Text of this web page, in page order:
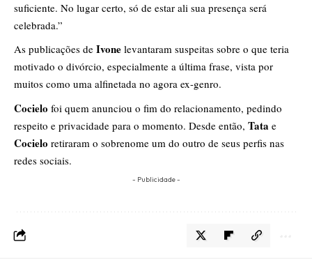
suficiente. No lugar certo, só de estar ali sua presença será
celebrada.”
​As publicações de Ivone levantaram suspeitas sobre o que teria
motivado o divórcio, especialmente a última frase, vista por
muitos como uma alfinetada no agora ex-genro.
Cocielo foi quem anunciou o fim do relacionamento, pedindo
respeito e privacidade para o momento. Desde então, Tata e
Cocielo retiraram o sobrenome um do outro de seus perfis nas
redes sociais.
- Publicidade -